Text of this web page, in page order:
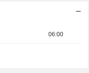
06:00